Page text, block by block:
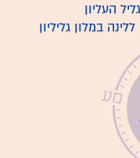
העליון
במלון גליליון